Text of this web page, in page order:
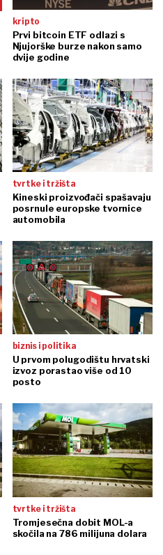
kripto
Prvi bitcoin ETF odlazi s
Njujorške burze nakon samo
dvije godine
tvrtke i tržišta
Kineski proizvođači spašavaju
posrnule europske tvornice
automobila
biznis i politika
U prvom polugodištu hrvatski
izvoz porastao više od 10
posto
tvrtke i tržišta
Tromjesečna dobit MOL-a
skočila na 786 milijuna dolara